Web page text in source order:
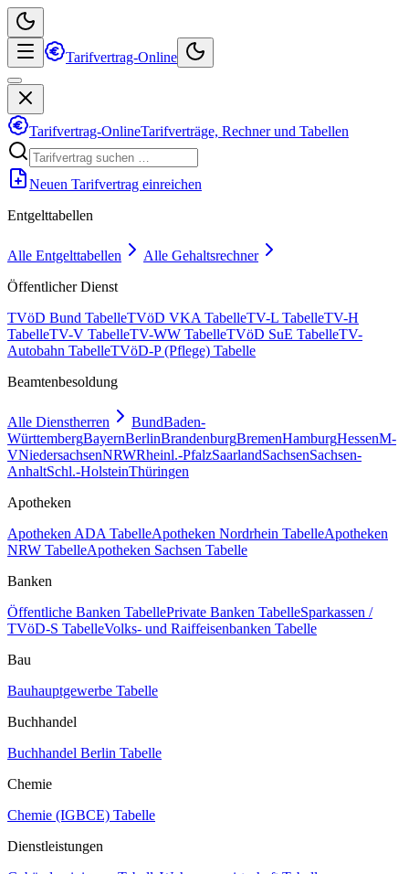
Tarifvertrag-Online
Tarifvertrag-OnlineTarifverträge, Rechner und Tabellen
Neuen Tarifvertrag einreichen
Entgelttabellen
Alle Entgelttabellen
Alle Gehaltsrechner
Öffentlicher Dienst
TVöD Bund TabelleTVöD VKA TabelleTV-L TabelleTV-H
TabelleTV-V TabelleTV-WW TabelleTVöD SuE TabelleTV-
Autobahn TabelleTVöD-P (Pflege) Tabelle
Beamtenbesoldung
Alle Dienstherren BundBaden-
WürttembergBayernBerlinBrandenburgBremenHamburgHessenM-
VNiedersachsenNRWRheinl.-PfalzSaarlandSachsenSachsen-
AnhaltSchl.-HolsteinThüringen
Apotheken
Apotheken ADA TabelleApotheken Nordrhein TabelleApotheken
NRW TabelleApotheken Sachsen Tabelle
Banken
Öffentliche Banken TabellePrivate Banken TabelleSparkassen /
TVöD-S TabelleVolks- und Raiffeisenbanken Tabelle
Bau
Bauhauptgewerbe Tabelle
Buchhandel
Buchhandel Berlin Tabelle
Chemie
Chemie (IGBCE) Tabelle
Dienstleistungen